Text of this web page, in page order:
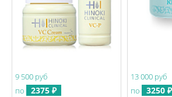
9 500 руб
по
2375 ₽
13 000 руб
по
3250 ₽